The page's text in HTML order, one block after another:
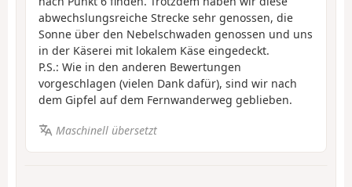
abwechslungsreiche Strecke sehr genossen, die
Sonne über den Nebelschwaden genossen und uns
in der Käserei mit lokalem Käse eingedeckt.
P.S.: Wie in den anderen Bewertungen
vorgeschlagen (vielen Dank dafür), sind wir nach
dem Gipfel auf dem Fernwanderweg geblieben.
Maschinell übersetzt